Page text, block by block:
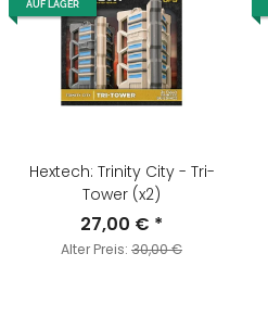
AUF LAGER
Hextech: Trinity City - Tri-
Tower (x2)
27,00 € *
Alter Preis: 30,00 €